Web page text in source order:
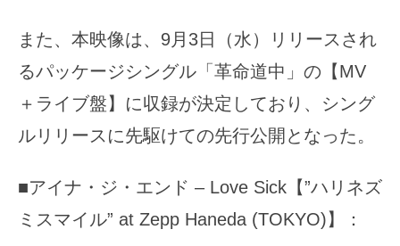
また、本映像は、9月3日（水）リリースされ
るパッケージシングル「革命道中」の【MV
＋ライブ盤】に収録が決定しており、シング
ルリリースに先駆けての先行公開となった。
■アイナ・ジ・エンド – Love Sick【”ハリネズ
ミスマイル” at Zepp Haneda (TOKYO)】：